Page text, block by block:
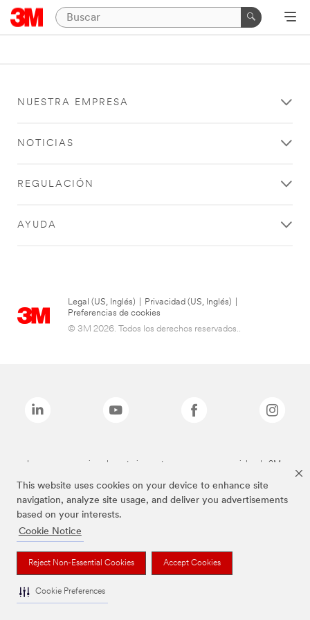
This website uses cookies on your device to enhance site
navigation, analyze site usage, and deliver you advertisements
based on your interests.
Cookie Notice
Reject Non-Essential Cookies Accept Cookies
Cookie Preferences
NUESTRA EMPRESA
NOTICIAS
REGULACIÓN
AYUDA
Legal (US, Inglés) Privacidad (US, Inglés)
Preferencias de cookies
© 3M 2026. Todos los derechos reservados..
Las marcas mencionadas anteriormente son marcas comerciales de 3M.